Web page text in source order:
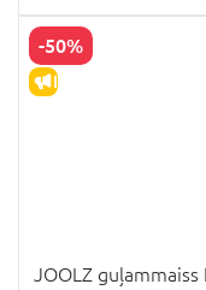
-50%
IZPĀRDOŠANA
JOOLZ